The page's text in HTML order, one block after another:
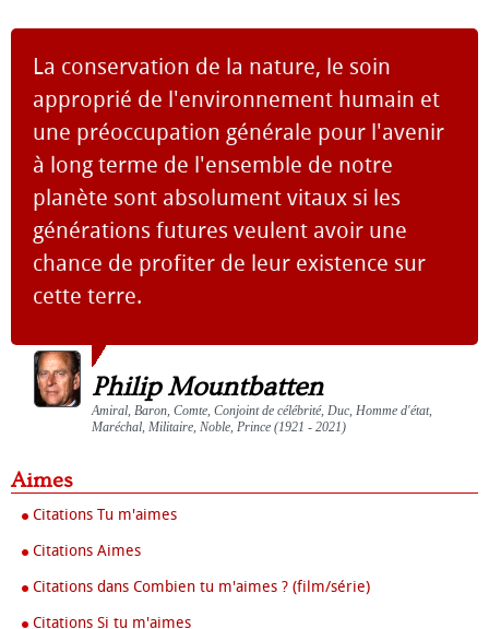
La conservation de la nature, le soin
approprié de l'environnement humain et
une préoccupation générale pour l'avenir
à long terme de l'ensemble de notre
planète sont absolument vitaux si les
générations futures veulent avoir une
chance de profiter de leur existence sur
cette terre.
Philip Mountbatten
Amiral, Baron, Comte, Conjoint de célébrité, Duc, Homme d'état,
Maréchal, Militaire, Noble, Prince (1921 - 2021)
Aimes
Citations Tu m'aimes
Citations Aimes
Citations dans Combien tu m'aimes ? (film/série)
Citations Si tu m'aimes